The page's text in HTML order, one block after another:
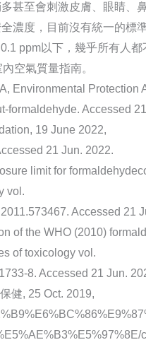
甚至會刺激皮膚、眼睛、
濃度，目前沒有統一的標
ppm以下，幾乎所有人
空氣質量指南。
Environmental Protection
formaldehyde. Accessed
19 June 2022,
21 Jun. 2022.
limit for
vol.
Accessed 21
of the WHO (2010)
of toxicology vol.
8. Accessed 21 Jun.
健, 25 Oct. 2019,